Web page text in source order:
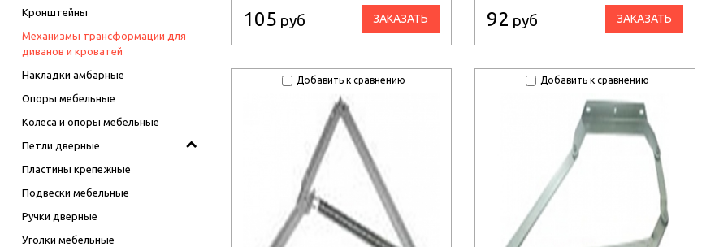
Кронштейны
Механизмы трансформации для
диванов и кроватей
Накладки амбарные
Опоры мебельные
Колеса и опоры мебельные
Петли дверные
Пластины крепежные
Подвески мебельные
Ручки дверные
Уголки мебельные
105 руб ЗАКАЗАТЬ 92 руб ЗАКАЗАТЬ
Добавить к сравнению Добавить к сравнению